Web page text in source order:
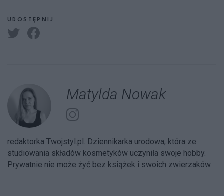
UDOSTĘPNIJ
Matylda Nowak
redaktorka Twojstyl.pl. Dziennikarka urodowa, która ze
studiowania składów kosmetyków uczyniła swoje hobby.
Prywatnie nie może żyć bez książek i swoich zwierzaków.